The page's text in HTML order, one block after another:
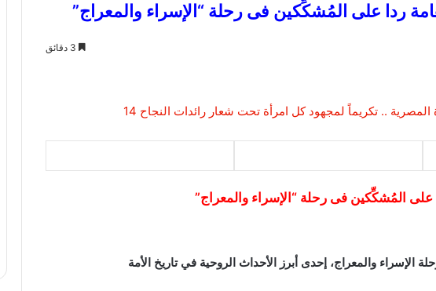
الإسراء والمعراج، إحدى أبرز الأحداث الروحية في تاريخ الأمة